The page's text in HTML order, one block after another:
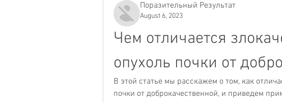
Поразительный Результат
August 6, 2023
Чем отличается
опухоль почки от
В этой статье мы расскажем о том, как
почки от доброкачественной, и приведем